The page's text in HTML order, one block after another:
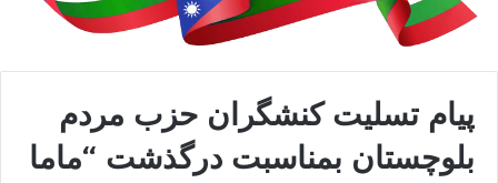
پیام تسلیت‌ کنشگران حزب مردم
بلوچستان بمناسبت درگذشت “ماما